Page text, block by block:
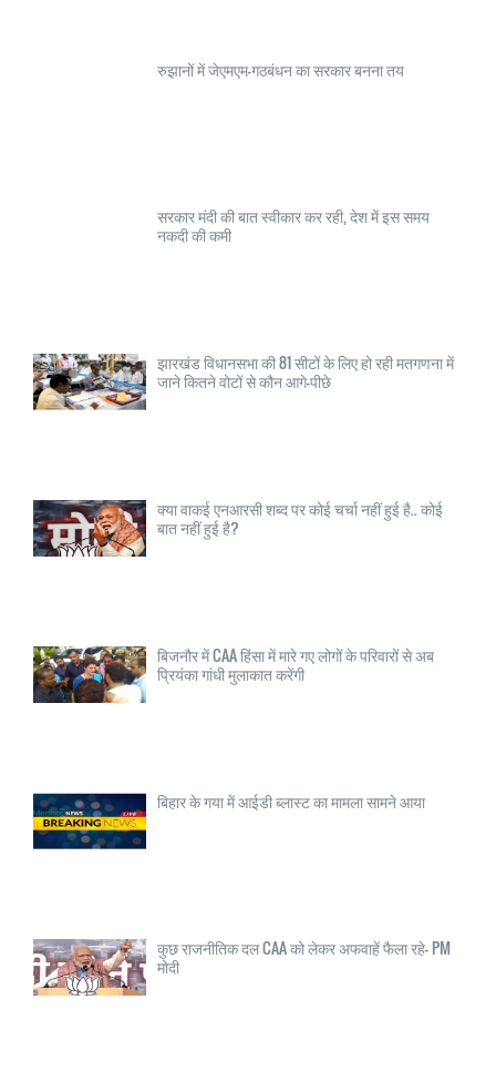
रुझानों में जेएमएम-गठबंधन का सरकार बनना तय
सरकार मंदी की बात स्वीकार कर रही, देश में इस समय
नकदी की कमी
झारखंड विधानसभा की 81 सीटों के लिए हो रही मतगणना में
जाने कितने वोटों से कौन आगे-पीछे
क्या वाकई एनआरसी शब्द पर कोई चर्चा नहीं हुई है.. कोई
बात नहीं हुई है?
बिजनौर में CAA हिंसा में मारे गए लोगों के परिवारों से अब
प्रियंका गांधी मुलाकात करेंगी
बिहार के गया में आईडी ब्लास्ट का मामला सामने आया
कुछ राजनीतिक दल CAA को लेकर अफवाहें फैला रहे- PM
मोदी